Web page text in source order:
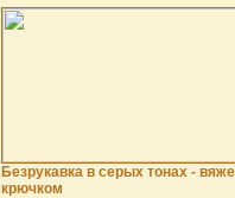
Безрукавка в серых тонах -
крючком